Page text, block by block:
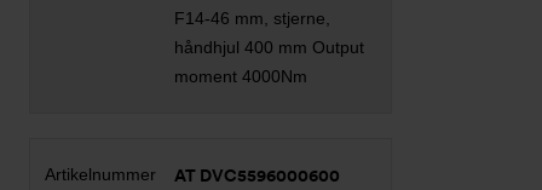
F14-46 mm, stjerne,
håndhjul 400 mm Output
moment 4000Nm
AT DVC5596000600